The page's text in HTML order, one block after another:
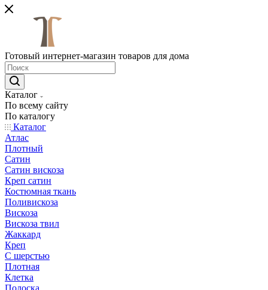
Готовый интернет-магазин товаров для дома
Каталог
По всему сайту
По каталогу
Каталог
Атлас
Плотный
Сатин
Сатин вискоза
Креп сатин
Костюмная ткань
Поливискоза
Вискоза
Вискоза твил
Жаккард
Креп
С шерстью
Плотная
Клетка
Полоска